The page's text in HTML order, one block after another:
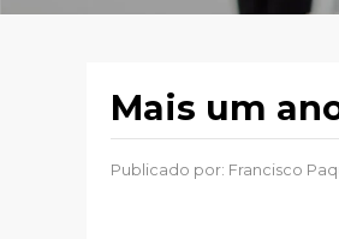
Mais um
Publicado por: Francisco